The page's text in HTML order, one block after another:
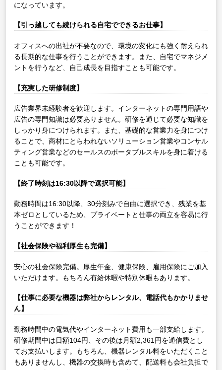
になっています。
【引っ越しても続けられる自宅でできるお仕事】
オフィスへの出社が不要なので、環境の変化にも強く耐えられ
る長期的な仕事を行うことができます。また、自宅でマネジメ
ントを行うなど、自己成長を目指すことも可能です。
【充実した研修制度】
広告業界未経験者を歓迎します。インターネットの専門用語や
広告の専門知識は必要ありません。研修を通じて必要な知識を
しっかり身につけられます。また、基礎的な営業力を身につけ
ることで、商材にとらわれないソリューション営業やコンサル
ティング営業などのセールスのポータブルスキルを身に着ける
ことも可能です。
【終了時刻は16:30以降で選択可能】
勤務時間は16:30以降、30分刻みで自由に選択でき、残業を基
本ゼロとしているため、プライベートと仕事の両立を容易に行
うことができます！
【社会保険や福利厚生も完備】
安心の社会保険完備。厚生年金、健康保険、雇用保険にご加入
いただけます。もちろん有給休暇や特別休暇もあります。
【仕事に必要な機器は弊社からレンタル、電話代もかかりませ
ん】
勤務時間中の電気代やインターネット費用も一部支給します。
研修期間中は日額104円、その後は月額2,361円を通信費とし
てお支払いします。もちろん、機器レンタル料をいただくこと
もありませんし、機器の交換時も含めて、配送料も会社負担で